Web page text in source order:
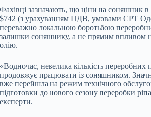
Фахівці зазначають, що ціни на соняшник в
$742 (з урахуванням ПДВ, умовами CPT
переважно локальною боротьбою
залишки соняшнику, а не прямим впливом
олію.
«Водночас, невелика кількість переробних
продовжує працювати із соняшником.
вже перейшла на режим технічного
підготовки до нового сезону переробки
експерти.